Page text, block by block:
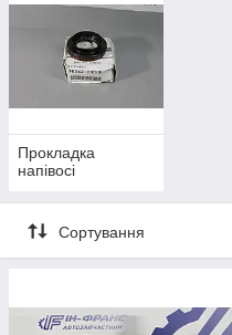
Прокладка
напівосі
Сортування